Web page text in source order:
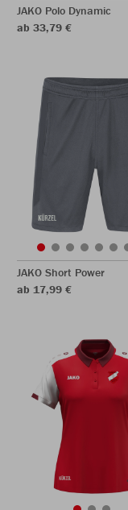
JAKO Polo Dynamic
ab 33,79 €
JAKO Short Power
ab 17,99 €